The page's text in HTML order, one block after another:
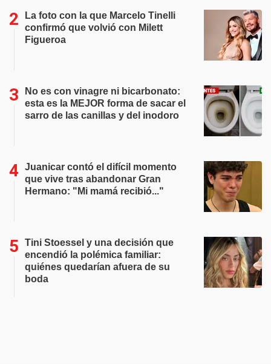
La foto con la que Marcelo Tinelli
confirmó que volvió con Milett
Figueroa
No es con vinagre ni bicarbonato:
esta es la MEJOR forma de sacar el
sarro de las canillas y del inodoro
Juanicar contó el difícil momento
que vive tras abandonar Gran
Hermano: "Mi mamá recibió..."
Tini Stoessel y una decisión que
encendió la polémica familiar:
quiénes quedarían afuera de su
boda